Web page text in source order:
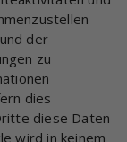
der
zu
dies
diese Daten
wird in keinem